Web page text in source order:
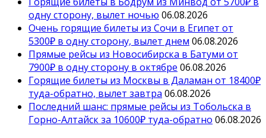
одну сторону, вылет ночью 06.08.2026
Очень горящие билеты из Сочи в Египет от
5300₽ в одну сторону, вылет днем 06.08.2026
Прямые рейсы из Новосибирска в Батуми от
7900₽ в одну сторону в октябре 06.08.2026
Горящие билеты из Москвы в Даламан от 18400₽
туда-обратно, вылет завтра 06.08.2026
Последний шанс: прямые рейсы из Тобольска в
Горно-Алтайск за 10600₽ туда-обратно 06.08.2026